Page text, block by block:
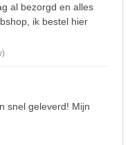
al bezorgd en alles
ik bestel hier
snel geleverd! Mijn